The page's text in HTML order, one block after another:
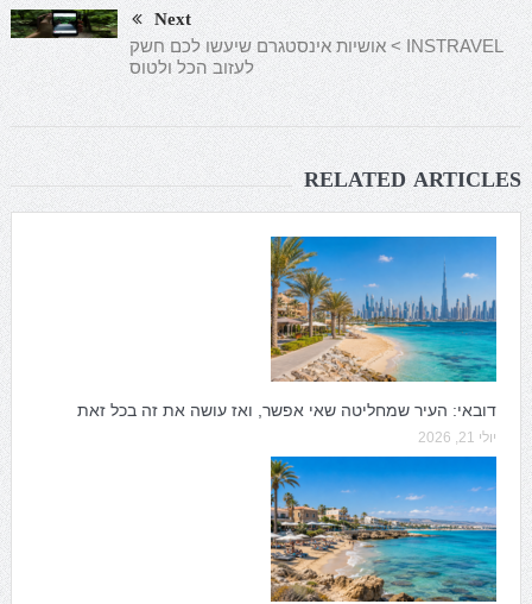
Next
INSTRAVEL > אושיות אינסטגרם שיעשו לכם חשק
לעזוב הכל ולטוס
RELATED ARTICLES
דובאי: העיר שמחליטה שאי אפשר, ואז עושה את זה בכל זאת
יולי 21, 2026